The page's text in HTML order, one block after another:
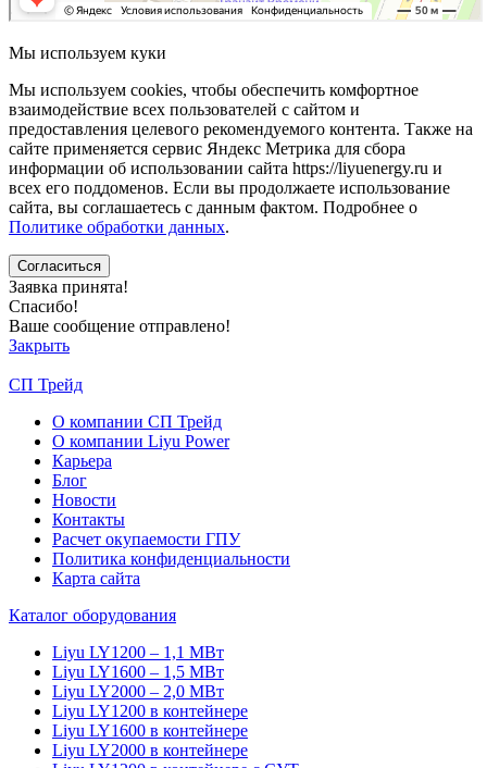
Мы используем куки
Мы используем cookies, чтобы обеспечить комфортное
взаимодействие всех пользователей с сайтом и
предоставления целевого рекомендуемого контента. Также на
сайте применяется сервис Яндекс Метрика для сбора
информации об использовании сайта https://liyuenergy.ru и
всех его поддоменов. Если вы продолжаете использование
сайта, вы соглашаетесь с данным фактом. Подробнее о
Политике обработки данных.
Заявка принята!
Спасибо!
Ваше сообщение отправлено!
Закрыть
СП Трейд
О компании СП Трейд
О компании Liyu Power
Карьера
Блог
Новости
Контакты
Расчет окупаемости ГПУ
Политика конфиденциальности
Карта сайта
Каталог оборудования
Liyu LY1200 – 1,1 МВт
Liyu LY1600 – 1,5 МВт
Liyu LY2000 – 2,0 МВт
Liyu LY1200 в контейнере
Liyu LY1600 в контейнере
Liyu LY2000 в контейнере